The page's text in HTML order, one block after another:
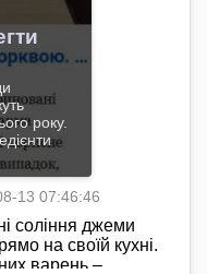
року.
13 07:46:46
соління джеми
на своїй кухні.
варень –